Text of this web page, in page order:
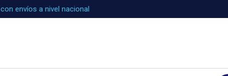
con envíos a nivel nacional